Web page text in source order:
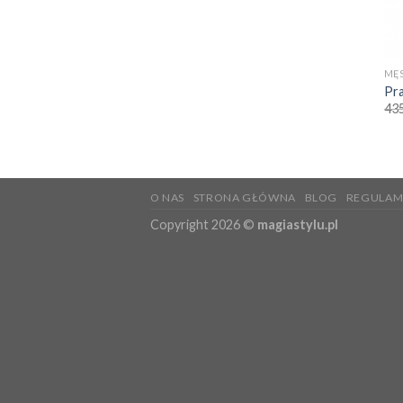
O NAS STRONA GŁÓWNA BLOG
Copyright 2026 © magiastylu.pl